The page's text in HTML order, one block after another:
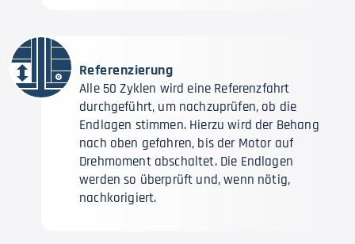
Referenzierung
Alle 50 Zyklen wird eine Referenzfahrt
durchgeführt, um nachzuprüfen, ob die
Endlagen stimmen. Hierzu wird der Behang
nach oben gefahren, bis der Motor auf
Drehmoment abschaltet. Die Endlagen
werden so überprüft und, wenn nötig,
nachkorigiert.